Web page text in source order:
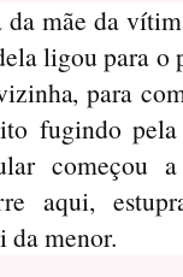
da mãe da
ligou para o
para
fugindo
começou
aqui,
da menor.